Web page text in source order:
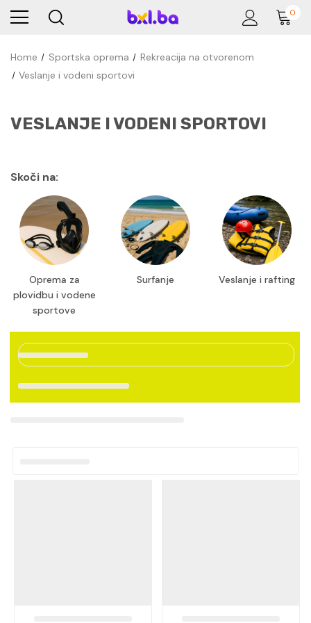
0
Home Sportska oprema
Rekreacija na otvorenom
Veslanje i vodeni sportovi
VESLANJE I VODENI SPORTOVI
Skoči na:
Oprema za
plovidbu i vodene
sportove
Surfanje Veslanje i rafting